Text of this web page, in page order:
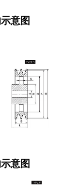
意图
意图